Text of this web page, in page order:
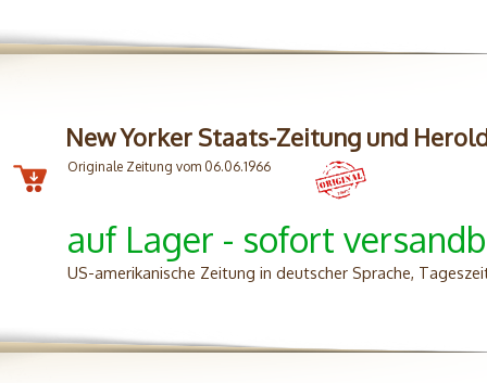
New Yorker Staats-Zeitung und
Originale Zeitung vom 06.06.1966
auf Lager - sofort
US-amerikanische Zeitung in deutscher Sprache,